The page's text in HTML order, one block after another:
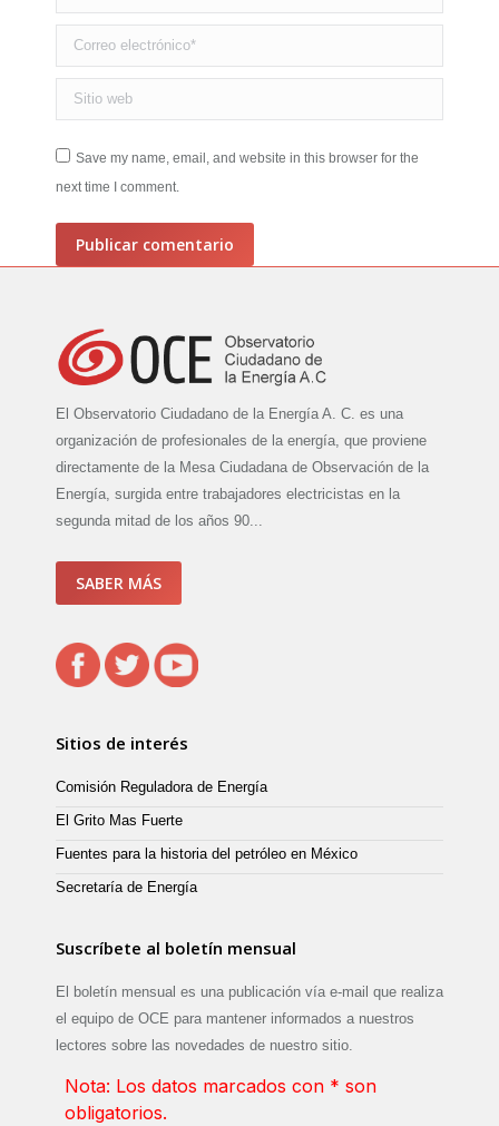
Correo electrónico *
Sitio web
Save my name, email, and website in this browser for the
next time I comment.
Publicar comentario
El Observatorio Ciudadano de la Energía A. C. es una
organización de profesionales de la energía, que proviene
directamente de la Mesa Ciudadana de Observación de la
Energía, surgida entre trabajadores electricistas en la
segunda mitad de los años 90...
SABER MÁS
Sitios de interés
Comisión Reguladora de Energía
El Grito Mas Fuerte
Fuentes para la historia del petróleo en México
Secretaría de Energía
Suscríbete al boletín mensual
El boletín mensual es una publicación vía e-mail que realiza
el equipo de OCE para mantener informados a nuestros
lectores sobre las novedades de nuestro sitio.